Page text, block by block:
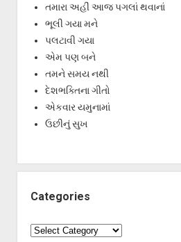
તમારા અહીં આજ પગલાં થવાનાં
ભૂલી ગયા મને
પલટાવી ગયા
એમ પણ બને
તમને સમય નથી
દેશભક્તિના ગીતો
એકવાર યમુનામાં
ઉછીનું સુખ
Categories
Categories